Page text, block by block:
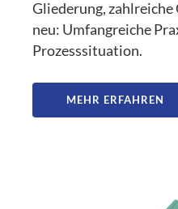
Gliederung, zahlreiche
neu: Umfangreiche
Prozesssituation.
MEHR ERFAHREN